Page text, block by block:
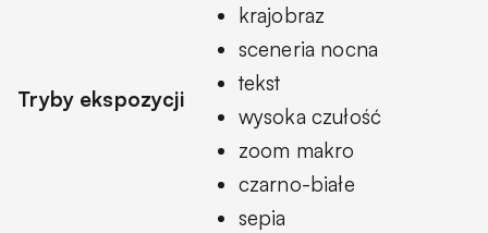
Tryby ekspozycji
krajobraz
sceneria nocna
tekst
wysoka czułość
zoom makro
czarno-białe
sepia